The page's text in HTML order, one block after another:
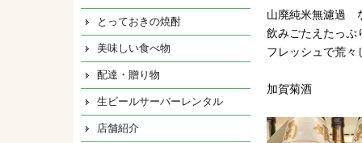
山廃純米無濾過
飲みごたえたっぷ
フレッシュで荒々
加賀菊酒
とっておきの焼酎
美味しい食べ物
配達・贈り物
生ビールサーバーレンタル
店舗紹介